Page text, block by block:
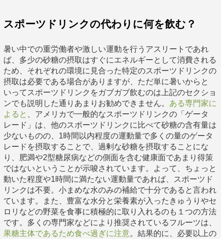
スポーツドリンクの代わりに何を飲む？
暑い中での重労働者や激しい運動を行うアスリートであれ
ば、多少の砂糖の摂取はすぐにエネルギーとして消費される
ため、それぞれの環境に見合った特定のスポーツドリンクの
摂取は必要である場合がありますが、ただ単に暑いからと
いってスポーツドリンクをガブガブ飲むのは上記のセクショ
ンでも説明した通りあまりお勧めできません。 ある専門家に
よると
、アメリカで一般的なスポーツドリンクの「ゲータ
レード」は、他のスポーツドリンクに比べて砂糖の含有量は
少ないものの、1時間以内程度の運動量で多くの量のゲータ
レードを摂取することで、過剰な砂糖を摂取することにな
り、肥満や2型糖尿病などの側面を含む健康面であまり得策
ではないということが示唆されています。よって、ちょっと
動いた程度や1時間に満たない運動量であれば、スポーツド
リンクは不要。小まめな水のみの補給で十分であると言われ
ています。また、豊富な水分と栄養素が入ったきゅうりやセ
ロリなどの野菜を食事に積極的に取り入れるのも１つの方法
です。多くの専門家などにより推奨されているフルーツは、
果糖主体であるため食べ過ぎに注意。結果的に、必要以上の